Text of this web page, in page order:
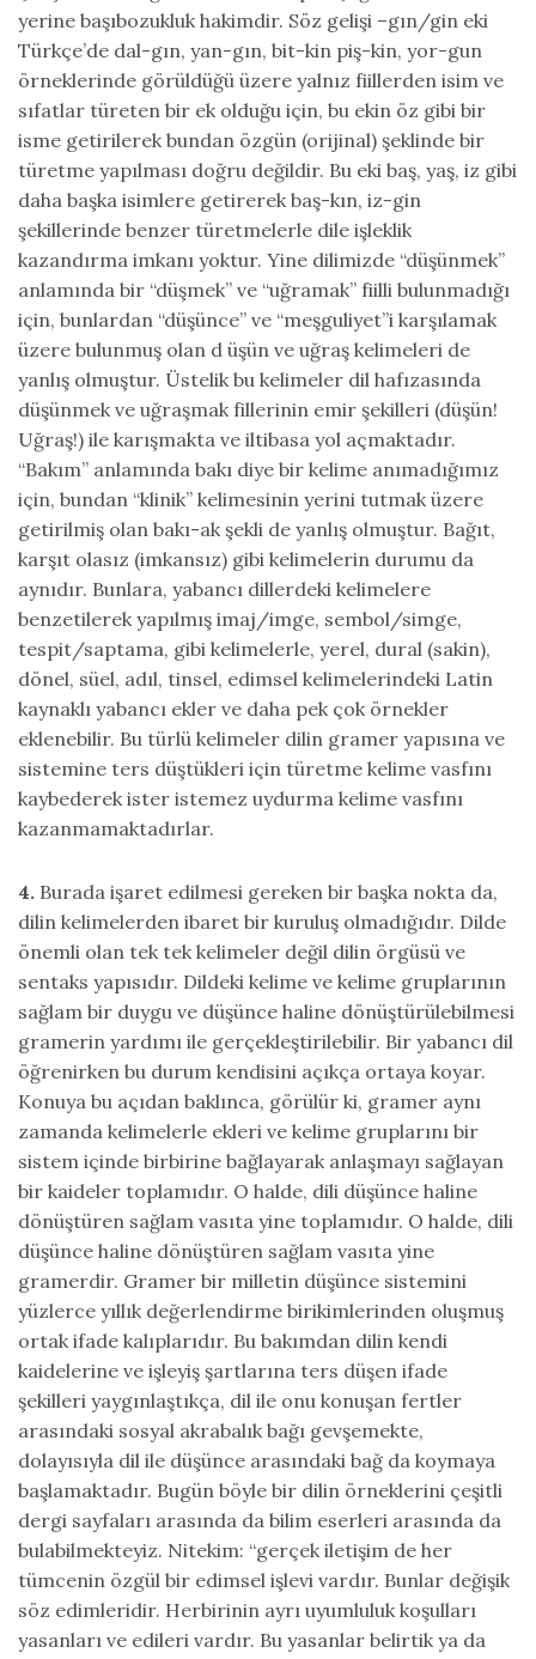
yerine başıbozukluk hakimdir. Söz gelişi –gın/gin eki
Türkçe’de dal-gın, yan-gın, bit-kin piş-kin, yor-gun
örneklerinde görüldüğü üzere yalnız fiillerden isim ve
sıfatlar türeten bir ek olduğu için, bu ekin öz gibi bir
isme getirilerek bundan özgün (orijinal) şeklinde bir
türetme yapılması doğru değildir. Bu eki baş, yaş, iz gibi
daha başka isimlere getirerek baş-kın, iz-gin
şekillerinde benzer türetmelerle dile işleklik
kazandırma imkanı yoktur. Yine dilimizde “düşünmek”
anlamında bir “düşmek” ve “uğramak” fiilli bulunmadığı
için, bunlardan “düşünce” ve “meşguliyet”i karşılamak
üzere bulunmuş olan d üşün ve uğraş kelimeleri de
yanlış olmuştur. Üstelik bu kelimeler dil hafızasında
düşünmek ve uğraşmak fillerinin emir şekilleri (düşün!
Uğraş!) ile karışmakta ve iltibasa yol açmaktadır.
“Bakım” anlamında bakı diye bir kelime anımadığımız
için, bundan “klinik” kelimesinin yerini tutmak üzere
getirilmiş olan bakı-ak şekli de yanlış olmuştur. Bağıt,
karşıt olasız (imkansız) gibi kelimelerin durumu da
aynıdır. Bunlara, yabancı dillerdeki kelimelere
benzetilerek yapılmış imaj/imge, sembol/simge,
tespit/saptama, gibi kelimelerle, yerel, dural (sakin),
dönel, süel, adıl, tinsel, edimsel kelimelerindeki Latin
kaynaklı yabancı ekler ve daha pek çok örnekler
eklenebilir. Bu türlü kelimeler dilin gramer yapısına ve
sistemine ters düştükleri için türetme kelime vasfını
kaybederek ister istemez uydurma kelime vasfını
kazanmamaktadırlar.
4. Burada işaret edilmesi gereken bir başka nokta da,
dilin kelimelerden ibaret bir kuruluş olmadığıdır. Dilde
önemli olan tek tek kelimeler değil dilin örgüsü ve
sentaks yapısıdır. Dildeki kelime ve kelime gruplarının
sağlam bir duygu ve düşünce haline dönüştürülebilmesi
gramerin yardımı ile gerçekleştirilebilir. Bir yabancı dil
öğrenirken bu durum kendisini açıkça ortaya koyar.
Konuya bu açıdan baklınca, görülür ki, gramer aynı
zamanda kelimelerle ekleri ve kelime gruplarını bir
sistem içinde birbirine bağlayarak anlaşmayı sağlayan
bir kaideler toplamıdır. O halde, dili düşünce haline
dönüştüren sağlam vasıta yine toplamıdır. O halde, dili
düşünce haline dönüştüren sağlam vasıta yine
gramerdir. Gramer bir milletin düşünce sistemini
yüzlerce yıllık değerlendirme birikimlerinden oluşmuş
ortak ifade kalıplarıdır. Bu bakımdan dilin kendi
kaidelerine ve işleyiş şartlarına ters düşen ifade
şekilleri yaygınlaştıkça, dil ile onu konuşan fertler
arasındaki sosyal akrabalık bağı gevşemekte,
dolayısıyla dil ile düşünce arasındaki bağ da koymaya
başlamaktadır. Bugün böyle bir dilin örneklerini çeşitli
dergi sayfaları arasında da bilim eserleri arasında da
bulabilmekteyiz. Nitekim: “gerçek iletişim de her
tümcenin özgül bir edimsel işlevi vardır. Bunlar değişik
söz edimleridir. Herbirinin ayrı uyumluluk koşulları
yasanları ve edileri vardır. Bu yasanlar belirtik ya da